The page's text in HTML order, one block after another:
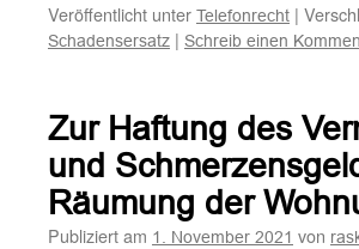
Veröffentlicht unter Telefonrecht |
Schadensersatz | Schreib einen
Zur Haftung des
und
Räumung der
Publiziert am 1. November 2021 von